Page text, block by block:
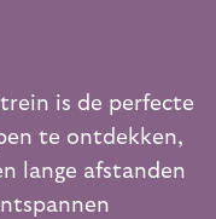
is de perfecte
te ontdekken,
lange afstanden